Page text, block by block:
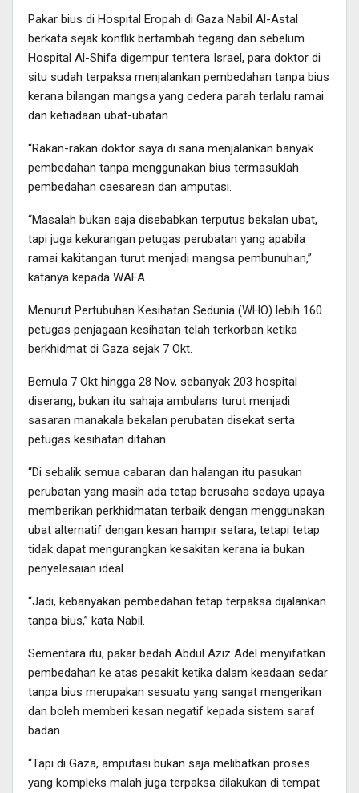
Pakar bius di Hospital Eropah di Gaza Nabil Al-Astal
berkata sejak konflik bertambah tegang dan sebelum
Hospital Al-Shifa digempur tentera Israel, para doktor di
situ sudah terpaksa menjalankan pembedahan tanpa bius
kerana bilangan mangsa yang cedera parah terlalu ramai
dan ketiadaan ubat-ubatan.
“Rakan-rakan doktor saya di sana menjalankan banyak
pembedahan tanpa menggunakan bius termasuklah
pembedahan caesarean dan amputasi.
“Masalah bukan saja disebabkan terputus bekalan ubat,
tapi juga kekurangan petugas perubatan yang apabila
ramai kakitangan turut menjadi mangsa pembunuhan,”
katanya kepada WAFA.
Menurut Pertubuhan Kesihatan Sedunia (WHO) lebih 160
petugas penjagaan kesihatan telah terkorban ketika
berkhidmat di Gaza sejak 7 Okt.
Bemula 7 Okt hingga 28 Nov, sebanyak 203 hospital
diserang, bukan itu sahaja ambulans turut menjadi
sasaran manakala bekalan perubatan disekat serta
petugas kesihatan ditahan.
“Di sebalik semua cabaran dan halangan itu pasukan
perubatan yang masih ada tetap berusaha sedaya upaya
memberikan perkhidmatan terbaik dengan menggunakan
ubat alternatif dengan kesan hampir setara, tetapi tetap
tidak dapat mengurangkan kesakitan kerana ia bukan
penyelesaian ideal.
“Jadi, kebanyakan pembedahan tetap terpaksa dijalankan
tanpa bius,” kata Nabil.
Sementara itu, pakar bedah Abdul Aziz Adel menyifatkan
pembedahan ke atas pesakit ketika dalam keadaan sedar
tanpa bius merupakan sesuatu yang sangat mengerikan
dan boleh memberi kesan negatif kepada sistem saraf
badan.
“Tapi di Gaza, amputasi bukan saja melibatkan proses
yang kompleks malah juga terpaksa dilakukan di tempat